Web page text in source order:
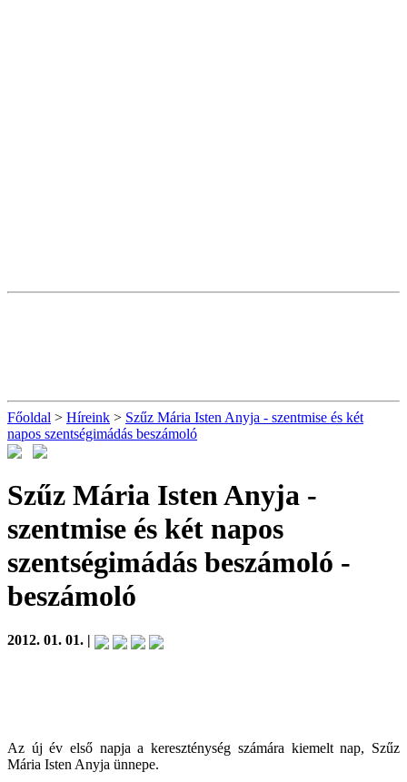
Főoldal > Híreink > Szűz Mária Isten Anyja - szentmise és két
napos szentségimádás beszámoló
Szűz Mária Isten Anyja -
szentmise és két napos
szentségimádás beszámoló -
beszámoló
2012. 01. 01. |
Az új év első napja a kereszténység számára kiemelt nap, Szűz
Mária Isten Anyja ünnepe.